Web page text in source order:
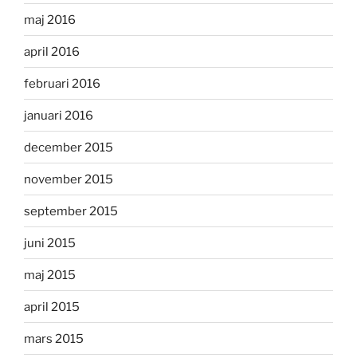
maj 2016
april 2016
februari 2016
januari 2016
december 2015
november 2015
september 2015
juni 2015
maj 2015
april 2015
mars 2015